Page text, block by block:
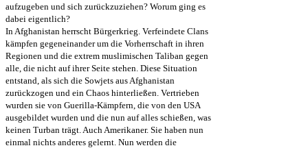
aufzugeben und sich zurückzuziehen? Worum ging es
dabei eigentlich?
In Afghanistan herrscht Bürgerkrieg. Verfeindete Clans
kämpfen gegeneinander um die Vorherrschaft in ihren
Regionen und die extrem muslimischen Taliban gegen
alle, die nicht auf ihrer Seite stehen. Diese Situation
entstand, als sich die Sowjets aus Afghanistan
zurückzogen und ein Chaos hinterließen. Vertrieben
wurden sie von Guerilla-Kämpfern, die von den USA
ausgebildet wurden und die nun auf alles schießen, was
keinen Turban trägt. Auch Amerikaner. Sie haben nun
einmal nichts anderes gelernt. Nun werden die